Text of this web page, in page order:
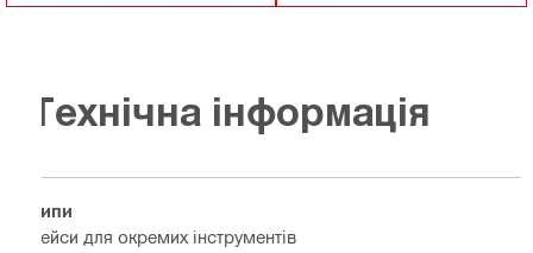
Технічна інформація
Типи
Кейси для окремих інструментів